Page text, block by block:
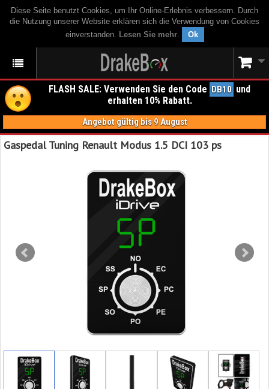
Diese Seite benutzt Cookies, um Ihr Online-Erlebnis verbessern. Durch
die Nutzung unserer Website erklären sich die Verwendung von Cookies
einverstanden. Lesen Sie mehr. Ok
FLASH SALE: Verwenden Sie den Code DB10 und
erhalten 10% Rabatt.
Angebot gültig bis 9 August
Gaspedal Tuning Renault Modus 1.5 DCI 103 ps